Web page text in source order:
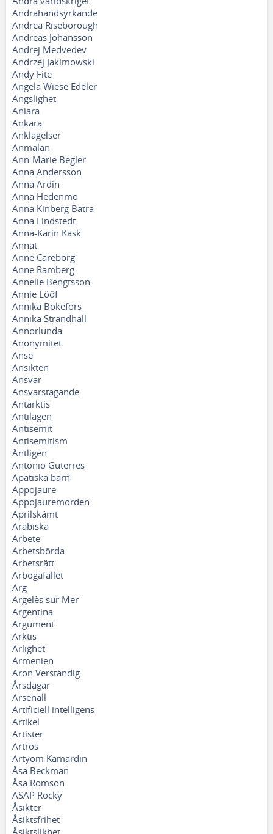
Andrahandsyrkande
Andrea Riseborough
Andreas Johansson
Andrej Medvedev
Andrzej Jakimowski
Andy Fite
Angela Wiese Edeler
Ängslighet
Aniara
Ankara
Anklagelser
Anmälan
Ann-Marie Begler
Anna Andersson
Anna Ardin
Anna Hedenmo
Anna Kinberg Batra
Anna Lindstedt
Anna-Karin Kask
Annat
Anne Careborg
Anne Ramberg
Annelie Bengtsson
Annie Lööf
Annika Bokefors
Annika Strandhäll
Annorlunda
Anonymitet
Anse
Ansikten
Ansvar
Ansvarstagande
Antarktis
Antilagen
Antisemit
Antisemitism
Äntligen
Antonio Guterres
Apatiska barn
Appojaure
Appojauremorden
Aprilskämt
Arabiska
Arbete
Arbetsbörda
Arbetsrätt
Arbogafallet
Arg
Argelès sur Mer
Argentina
Argument
Arktis
Ärlighet
Armenien
Aron Verständig
Årsdagar
Arsenall
Artificiell intelligens
Artikel
Artister
Artros
Artyom Kamardin
Åsa Beckman
Åsa Romson
ASAP Rocky
Åsikter
Åsiktsfrihet
Åsiktslikhet